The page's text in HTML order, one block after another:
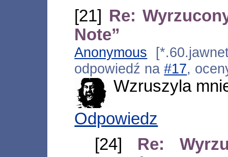
[21] Re:
Note”
Anonymous
odpowiedź na#17,
Wzruszyla
Odpowiedz
[24] Re: